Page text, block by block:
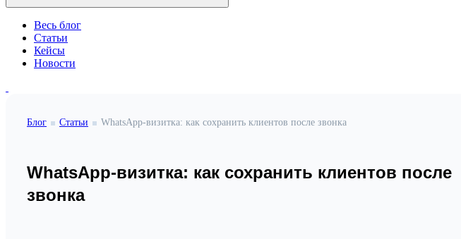
Весь блог
Статьи
Кейсы
Новости
Блог Статьи WhatsApp-визитка: как сохранить клиентов после звонка
WhatsApp-визитка: как сохранить клиентов после
звонка